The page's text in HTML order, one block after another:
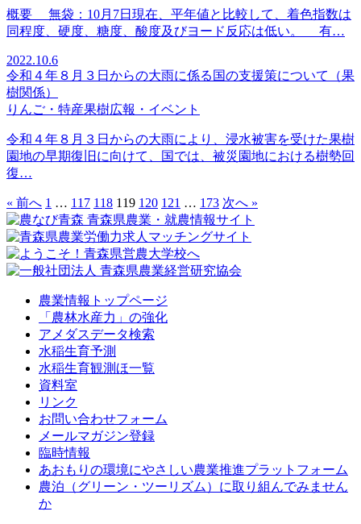
概要 無袋：10月7日現在、平年値と比較して、着色指数は
同程度、硬度、糖度、酸度及びヨード反応は低い。 有…
2022.10.6
令和４年８月３日からの大雨に係る国の支援策について（果
樹関係）
りんご・特産果樹広報・イベント
令和４年８月３日からの大雨により、浸水被害を受けた果樹
園地の早期復旧に向けて、国では、被災園地における樹勢回
復…
« 前へ 1 … 117 118 119 120 121 … 173 次へ »
農業情報トップページ
「農林水産力」の強化
アメダスデータ検索
水稲生育予測
水稲生育観測ほ一覧
資料室
リンク
お問い合わせフォーム
メールマガジン登録
臨時情報
あおもりの環境にやさしい農業推進プラットフォーム
農泊（グリーン・ツーリズム）に取り組んでみません
か